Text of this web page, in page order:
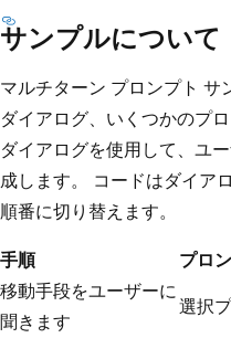
サンプルについて
マルチターン プロンプト
ダイアログ、いくつかのプ
ダイアログを使用して、ユ
成します。 コードはダイア
順番に切り替えます。
手順
プロ
移動手段をユーザーに
聞きます
選択